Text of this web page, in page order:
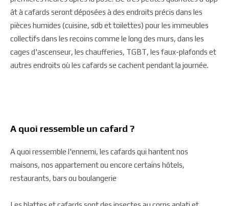
ât à cafards seront déposées à des endroits précis dans les
pièces humides (cuisine, sdb et toilettes) pour les immeubles
collectifs dans les recoins comme le long des murs, dans les
cages d'ascenseur, les chaufferies, TGBT, les faux-plafonds et
autres endroits où les cafards se cachent pendant la journée.
A quoi ressemble un cafard ?
A quoi ressemble l'ennemi, les cafards qui hantent nos
maisons, nos appartement ou encore certains hôtels,
restaurants, bars ou boulangerie